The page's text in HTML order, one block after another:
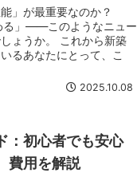
」が最重要なのか？
る」――このようなニュー
ょうか。 これから新築
るあなたにとって、こ
2025.10.08
：初心者でも安心
費用を解説